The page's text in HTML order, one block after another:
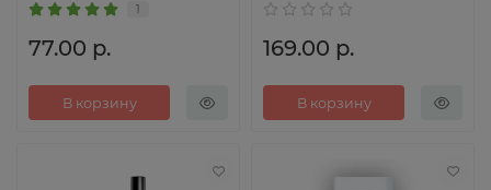
1
77.00 р.
В корзину
169.00 р.
В корзину